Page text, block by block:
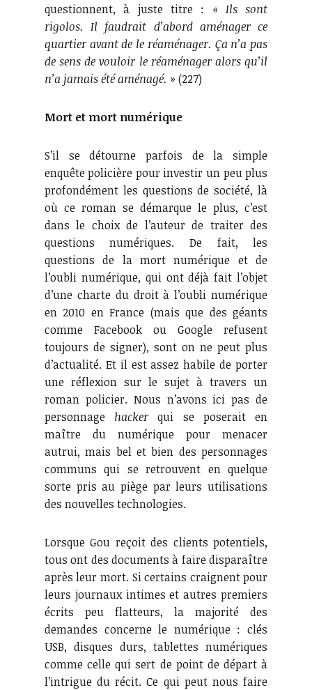
questionnent, à juste titre : « Ils sont
rigolos. Il faudrait d’abord aménager ce
quartier avant de le réaménager. Ça n’a pas
de sens de vouloir le réaménager alors qu’il
n’a jamais été aménagé. »(227)
Mort et mort numérique
S’il se détourne parfois de la simple
enquête policière pour investir un peu plus
profondément les questions de société, là
où ce roman se démarque le plus, c’est
dans le choix de l’auteur de traiter des
questions numériques. De fait, les
questions de la mort numérique et de
l’oubli numérique, qui ont déjà fait l’objet
d’une charte du droit à l’oubli numérique
en 2010 en France (mais que des géants
comme Facebook ou Google refusent
toujours de signer), sont on ne peut plus
d’actualité. Et il est assez habile de porter
une réflexion sur le sujet à travers un
roman policier. Nous n’avons ici pas de
personnage hackerqui se poserait en
maître du numérique pour menacer
autrui, mais bel et bien des personnages
communs qui se retrouvent en quelque
sorte pris au piège par leurs utilisations
des nouvelles technologies.
Lorsque Gou reçoit des clients potentiels,
tous ont des documents à faire disparaître
après leur mort. Si certains craignent pour
leurs journaux intimes et autres premiers
écrits peu flatteurs, la majorité des
demandes concerne le numérique : clés
USB, disques durs, tablettes numériques
comme celle qui sert de point de départ à
l’intrigue du récit. Ce qui peut nous faire